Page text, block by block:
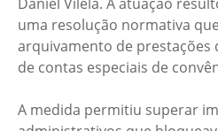
uma resolução normativa
arquivamento de prestações
de contas especiais de
A medida permitiu superar